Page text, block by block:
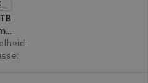
Europa
microSDXC
:
: